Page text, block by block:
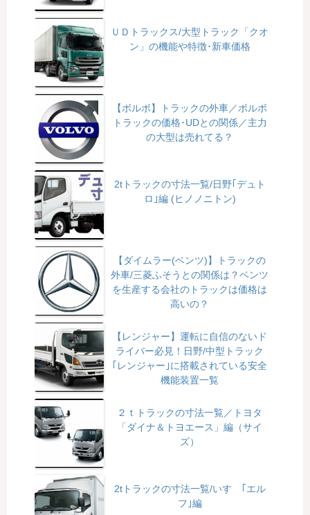
ＵＤトラックス/大型トラック「クオ
ン」の機能や特徴･新車価格
【ボルボ】トラックの外車／ボルボ
トラックの価格･UDとの関係／主力
の大型は売れてる？
2tトラックの寸法一覧/日野｢デュト
ロ｣編 (ヒノノニトン)
【ダイムラー(ベンツ)】トラックの
外車/三菱ふそうとの関係は？ベンツ
を生産する会社のトラックは価格は
高いの？
【レンジャー】運転に自信のないド
ライバー必見！日野/中型トラック
｢レンジャー｣に搭載されている安全
機能装置一覧
２ｔトラックの寸法一覧／トヨタ
「ダイナ＆トヨエース」編（サイ
ズ）
2tトラックの寸法一覧/いすゞ｢エル
フ｣編